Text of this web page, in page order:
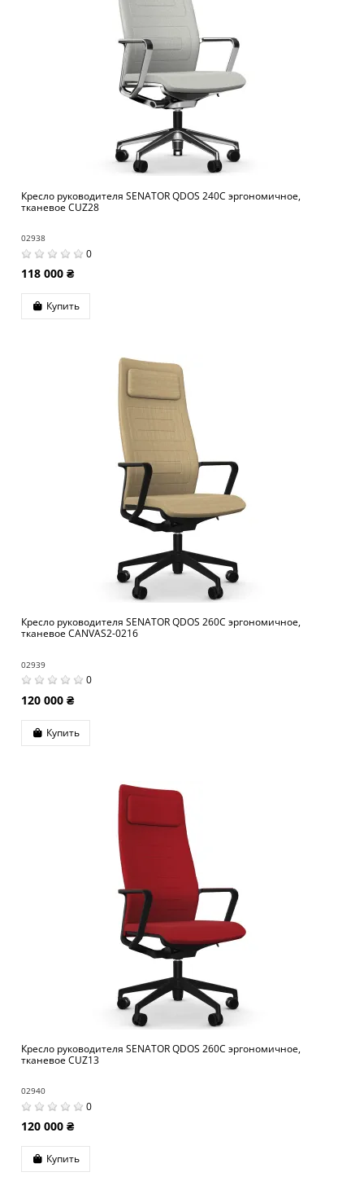
Кресло руководителя SENATOR QDOS 240C эргономичное,
тканевое CUZ28
02938
0
118 000 ₴
Купить
Кресло руководителя SENATOR QDOS 260C эргономичное,
тканевое CANVAS2-0216
02939
0
120 000 ₴
Купить
Кресло руководителя SENATOR QDOS 260C эргономичное,
тканевое CUZ13
02940
0
120 000 ₴
Купить